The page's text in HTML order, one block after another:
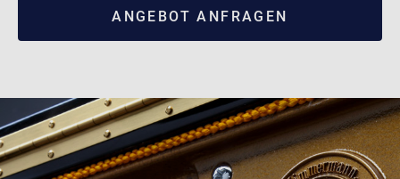
ANGEBOT ANFRAGEN